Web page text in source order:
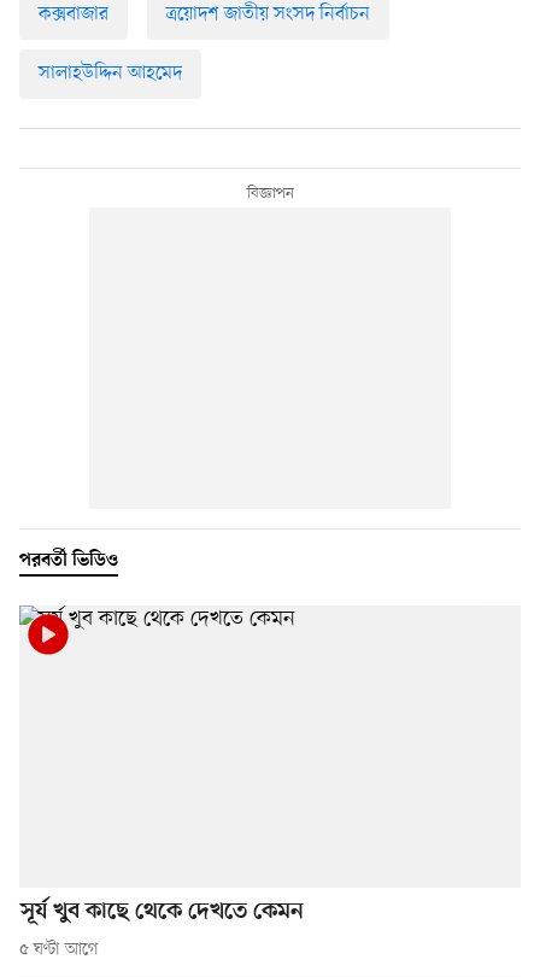
কক্সবাজার ত্রয়োদশ জাতীয় সংসদ নির্বাচন
সালাহউদ্দিন আহমেদ
পরবর্তী ভিডিও
সূর্য খুব কাছে থেকে দেখতে কেমন
৫ ঘণ্টা আগে